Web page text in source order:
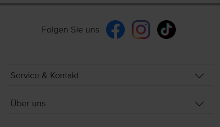
Folgen Sie uns
Service & Kontakt
Über uns